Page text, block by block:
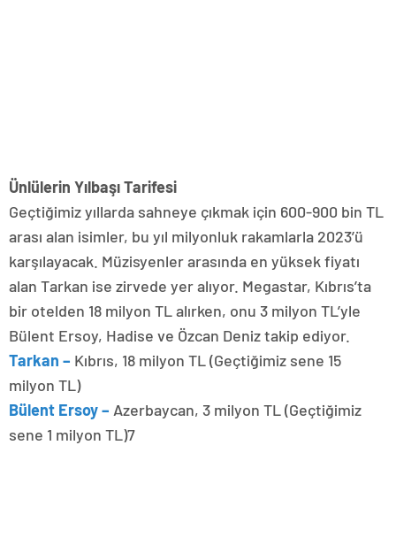
Ünlülerin Yılbaşı Tarifesi
Geçtiğimiz yıllarda sahneye çıkmak için 600-900 bin TL
arası alan isimler, bu yıl milyonluk rakamlarla 2023’ü
karşılayacak. Müzisyenler arasında en yüksek fiyatı
alan Tarkan ise zirvede yer alıyor. Megastar, Kıbrıs’ta
bir otelden 18 milyon TL alırken, onu 3 milyon TL’yle
Bülent Ersoy, Hadise ve Özcan Deniz takip ediyor.
Tarkan – Kıbrıs, 18 milyon TL (Geçtiğimiz sene 15
milyon TL)
Bülent Ersoy – Azerbaycan, 3 milyon TL (Geçtiğimiz
sene 1 milyon TL)7